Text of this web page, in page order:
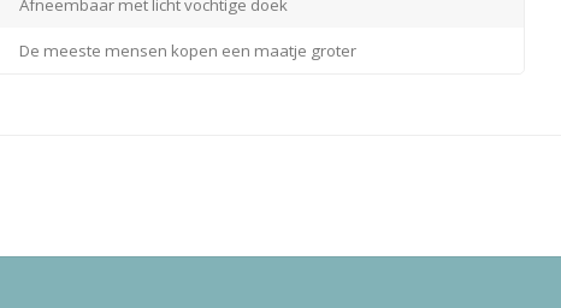
Afneembaar met licht vochtige doek
De meeste mensen kopen een maatje groter